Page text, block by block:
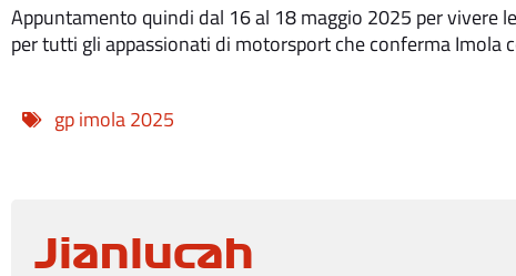
Appuntamento quindi dal 16 al 18 maggio 2025 per vivere
per tutti gli appassionati di motorsport che conferma Imola
gp imola 2025
Jianlucah